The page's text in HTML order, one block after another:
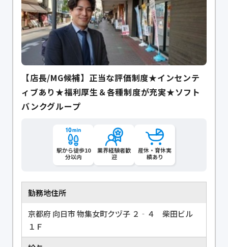
【店長/MG候補】正当な評価制度★インセンテ
ィブあり★福利厚生＆各種制度が充実★ソフト
バンクグループ
駅から徒歩10
分以内
業界経験者歓
迎
産休・育休実
績あり
勤務地住所
京都府 向日市 物集女町クヅ子 ２‐４ 柴田ビル
１Ｆ